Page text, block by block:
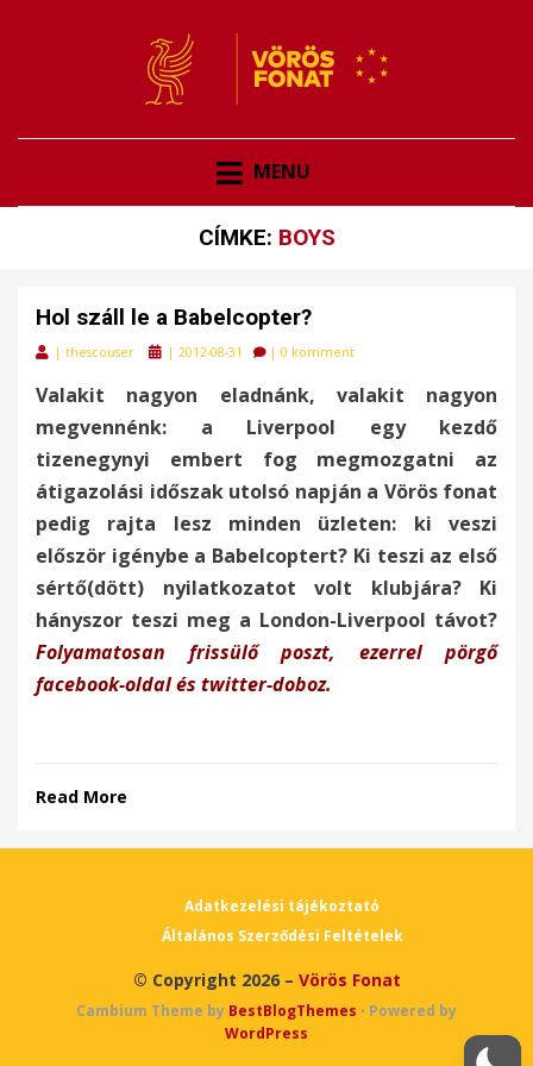
VÖRÖS FONAT
MENU
CÍMKE: BOYS
Hol száll le a Babelcopter?
| thescouser
Posted
| 2012-08-31 | 0 komment
Valakit nagyon eladnánk, valakit nagyon
megvennénk: a Liverpool egy kezdő
tizenegynyi embert fog megmozgatni az
átigazolási időszak utolsó napján a Vörös fonat
pedig rajta lesz minden üzleten: ki veszi
először igénybe a Babelcoptert? Ki teszi az első
sértő(dött) nyilatkozatot volt klubjára? Ki
hányszor teszi meg a London-Liverpool távot?
Folyamatosan frissülő poszt, ezerrel pörgő
facebook-oldal és twitter-doboz.
Read More
Adatkezelési tájékoztató
Általános Szerződési Feltételek
© Copyright 2026 – Vörös Fonat
Cambium Theme by BestBlogThemes ⋅ Powered by
WordPress